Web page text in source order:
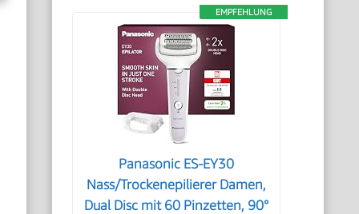
EMPFEHLUNG
Panasonic ES-EY30
Nass/Trockenepilierer Damen,
Dual Disc mit 60 Pinzetten, 90°